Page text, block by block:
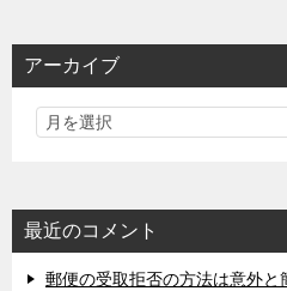
アーカイブ
最近のコメント
郵便の受取拒否の方法は意外